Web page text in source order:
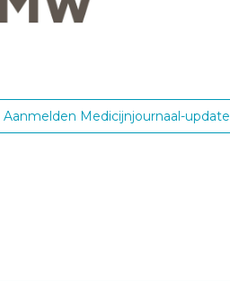
Aanmelden Medicijnjournaal-update